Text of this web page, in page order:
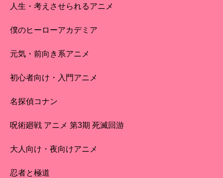
人生・考えさせられるアニメ
僕のヒーローアカデミア
元気・前向き系アニメ
初心者向け・入門アニメ
名探偵コナン
呪術廻戦 アニメ 第3期 死滅回游
大人向け・夜向けアニメ
忍者と極道